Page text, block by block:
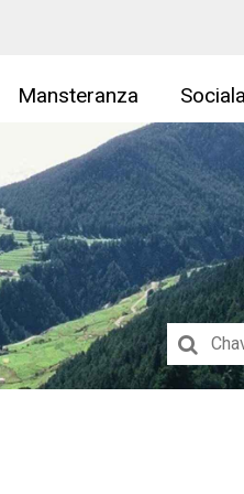
Mansteranza Sociala